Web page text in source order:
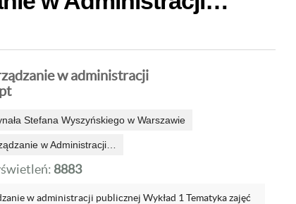
w administracji
Stefana Wyszyńskiego w Warszawie
w Administracji…
8883
w administracji publicznej Wykład 1 Tematyka zajęć